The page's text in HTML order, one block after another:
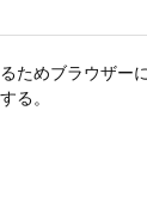
ためブラウザー
る。